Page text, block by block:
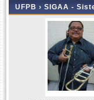
UFPB › SIGAA -